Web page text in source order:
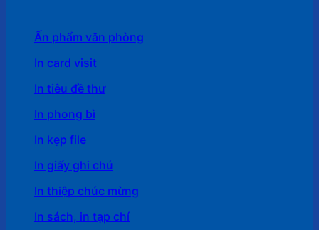
Ấn phẩm văn phòng
In card visit
In tiêu đề thư
In phong bì
In kẹp file
In giấy ghi chú
In thiệp chúc mừng
In sách, in tạp chí